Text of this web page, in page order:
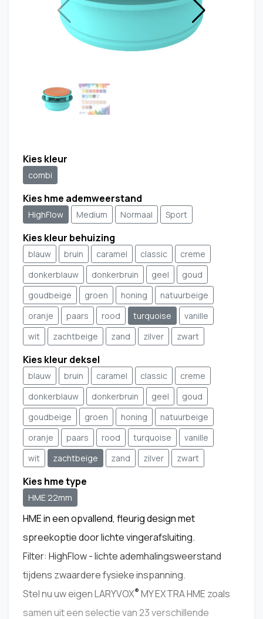
Kies kleur
combi
Kies hme ademweerstand
HighFlow Medium Normaal Sport
Kies kleur behuizing
blauw bruin caramel classic
creme
donkerblauw
donkerbruin geel
goud
goudbeige
groen honing
natuurbeige
oranje
paars rood turquoise
vanille
wit
zachtbeige zand zilver zwart
Kies kleur deksel
blauw bruin caramel classic
creme
donkerblauw
donkerbruin geel
goud
goudbeige
groen honing
natuurbeige
oranje
paars rood turquoise
vanille
wit
zachtbeige zand zilver zwart
Kies hme type
HME 22mm
HME in een opvallend, fleurig design met
spreekoptie door lichte vingerafsluiting.
Filter: HighFlow - lichte ademhalingsweerstand
tijdens zwaardere fysieke inspanning.
Stel nu uw eigen LARYVOX® MY EXTRA HME zoals
samen uit een selectie van 23 verschillende